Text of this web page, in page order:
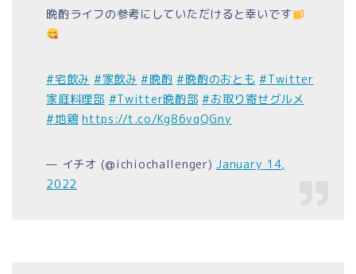
晩酌ライフの参考にしていただけると幸いです
#宅飲み #家飲み #晩酌 #晩酌のおとも #Twitter
家庭料理部 #Twitter晩酌部 #お取り寄せグルメ
#地鶏 https://t.co/Kg86vqQGny
— イチオ (@ichiochallenger)January 14,
2022